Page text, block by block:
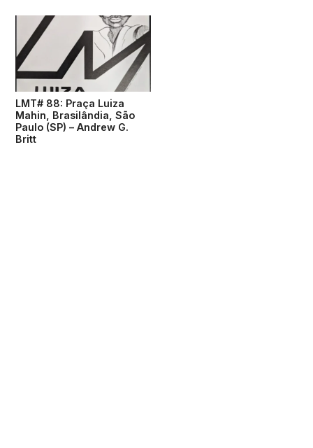
LMT# 88: Praça Luiza
Mahin, Brasilândia, São
Paulo (SP) – Andrew G.
Britt